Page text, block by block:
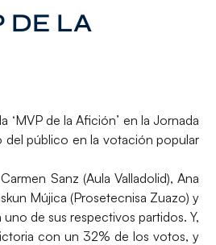
DE LA
‘MVP de la Afición’ en la Jornada
del público en la votación popular
Sanz (Aula Valladolid), Ana
Mújica (Prosetecnisa Zuazo) y
de sus respectivos partidos. Y,
con un 32% de los votos, y